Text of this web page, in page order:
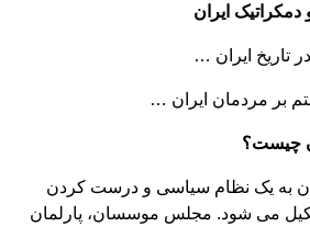
ایران
تاریخ ایران …
بر مردمان ایران …
چیست؟
به یک نظام سیاسی و درست کردن
می شود. مجلس موسسان، پارلمان